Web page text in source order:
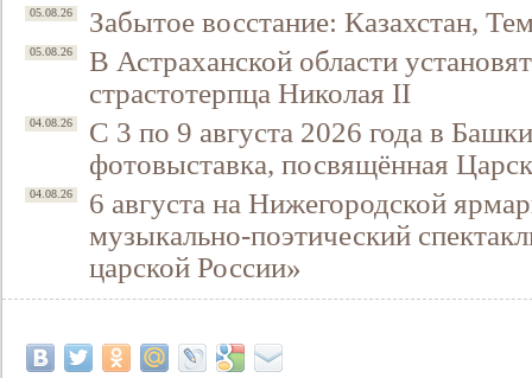
05.08.26 Забытое восстание: Казахстан,
05.08.26
В Астраханской области
страстотерпца Николая II
04.08.26
С 3 по 9 августа 2026 года в
фотовыставка, посвящённая
04.08.26
6 августа на Нижегородской
музыкально-поэтический
царской России»
Свидетельство